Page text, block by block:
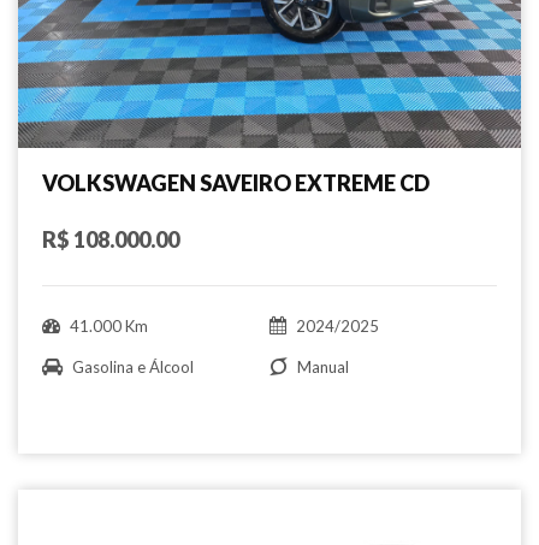
VOLKSWAGEN SAVEIRO EXTREME CD
R$ 108.000.00
41.000 Km 2024/2025
Gasolina e Álcool Manual